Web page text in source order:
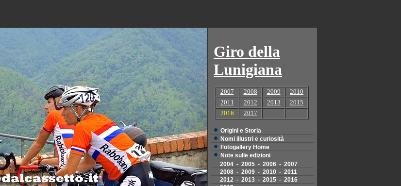
Giro della
Lunigiana
2007 2008 2009
2010
2011
2012 2013
2015
2016
2017
Origini e Storia
Nomi illustri e curiosità
Fotogallery Home
Note sulle edizioni
2004 - 2005 - 2006 - 2007
2008 - 2009 - 2010 - 2011
2012 - 2013 - 2015 - 2016